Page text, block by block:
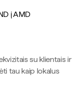
į AMD
su klientais ir
tau kaip lokalus